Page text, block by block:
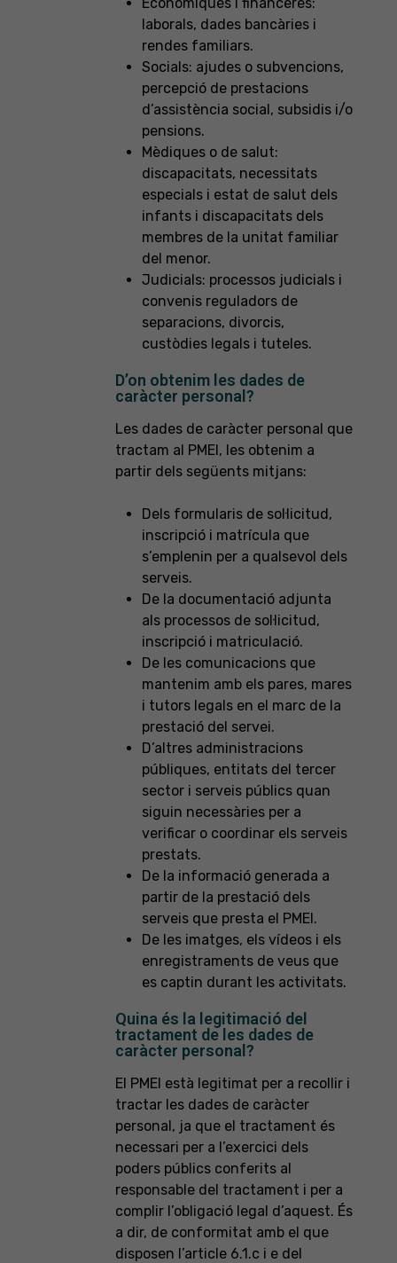
laborals, dades bancàries i
rendes familiars.
Socials: ajudes o subvencions,
percepció de prestacions
d’assistència social, subsidis i/o
pensions.
Mèdiques o de salut:
discapacitats, necessitats
especials i estat de salut dels
infants i discapacitats dels
membres de la unitat familiar
del menor.
Judicials: processos judicials i
convenis reguladors de
separacions, divorcis,
custòdies legals i tuteles.
D’on obtenim les dades de
caràcter personal?
Les dades de caràcter personal que
tractam al PMEI, les obtenim a
partir dels següents mitjans:
Dels formularis de sol·licitud,
inscripció i matrícula que
s’emplenin per a qualsevol dels
serveis.
De la documentació adjunta
als processos de sol·licitud,
inscripció i matriculació.
De les comunicacions que
mantenim amb els pares, mares
i tutors legals en el marc de la
prestació del servei.
D’altres administracions
públiques, entitats del tercer
sector i serveis públics quan
siguin necessàries per a
verificar o coordinar els serveis
prestats.
De la informació generada a
partir de la prestació dels
serveis que presta el PMEI.
De les imatges, els vídeos i els
enregistraments de veus que
es captin durant les activitats.
Quina és la legitimació del
tractament de les dades de
caràcter personal?
El PMEI està legitimat per a recollir i
tractar les dades de caràcter
personal, ja que el tractament és
necessari per a l’exercici dels
poders públics conferits al
responsable del tractament i per a
complir l’obligació legal d’aquest. És
a dir, de conformitat amb el que
disposen l’article 6.1.c i e del